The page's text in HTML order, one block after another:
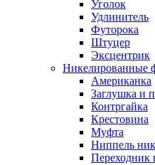
Уголок
Удлинитель
Футорока
Штуцер
Эксцентрик
Никелированные
Американка
Заглушка и
Контргайка
Крестовина
Муфта
Ниппель
Переходник